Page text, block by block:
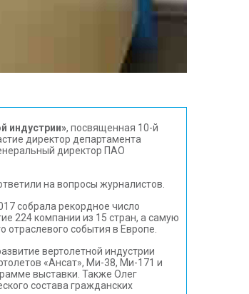
индустрии», посвященная 10-й
директор департамента
директор ПАО
на вопросы журналистов.
собрала рекордное число
224 компании из 15 стран, а самую
отраслевого события в Европе.
вертолетной индустрии
«Ансат», Ми-38, Ми-171 и
выставки. Также Олег
состава гражданских